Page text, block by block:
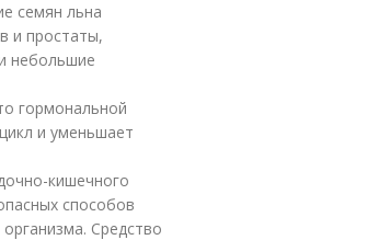
семян льна
и простаты,
небольшие
гормональной
и уменьшает
кишечного
способов
Средство